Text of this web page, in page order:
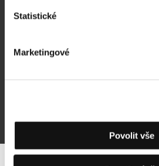
Statistické
Marketingové
Povolit vše